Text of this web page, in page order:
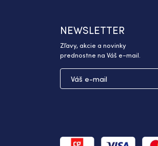
NEWSLETTER
Zľavy, akcie a novinky
prednostne na Váš e-mail.